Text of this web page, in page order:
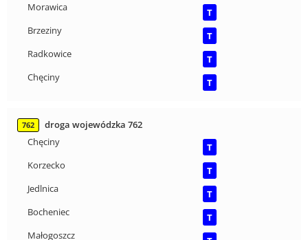
Morawica
T
Brzeziny
T
Radkowice
T
Chęciny
T
762
droga wojewódzka 762
Chęciny
T
Korzecko
T
Jedlnica
T
Bocheniec
T
Małogoszcz